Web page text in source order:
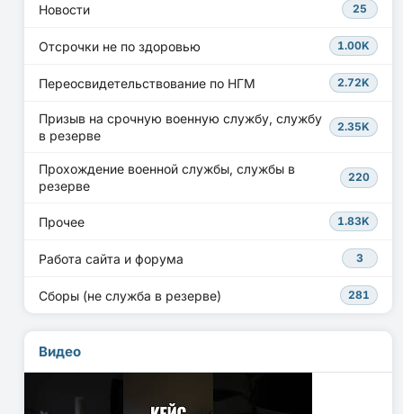
Новости 25
Отсрочки не по здоровью 1.00K
Переосвидетельствование по НГМ 2.72K
Призыв на срочную военную службу, службу
в резерве
2.35K
Прохождение военной службы, службы в
резерве
220
Прочее 1.83K
Работа сайта и форума 3
Сборы (не служба в резерве) 281
Видео